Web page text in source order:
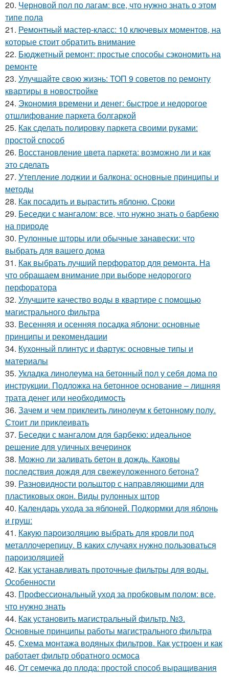
20. Черновой пол по лагам: все, что нужно знать о этом
типе пола
21. Ремонтный мастер-класс: 10 ключевых моментов, на
которые стоит обратить внимание
22. Бюджетный ремонт: простые способы сэкономить на
ремонте
23. Улучшайте свою жизнь: ТОП 9 советов по ремонту
квартиры в новостройке
24. Экономия времени и денег: быстрое и недорогое
отшлифование паркета болгаркой
25. Как сделать полировку паркета своими руками:
простой способ
26. Восстановление цвета паркета: возможно ли и как
это сделать
27. Утепление лоджии и балкона: основные принципы и
методы
28. Как посадить и вырастить яблоню. Сроки
29. Беседки с мангалом: все, что нужно знать о барбекю
на природе
30. Рулонные шторы или обычные занавески: что
выбрать для вашего дома
31. Как выбрать лучший перфоратор для ремонта. На
что обращаем внимание при выборе недорогого
перфоратора
32. Улучшите качество воды в квартире с помощью
магистрального фильтра
33. Весенняя и осенняя посадка яблони: основные
принципы и рекомендации
34. Кухонный плинтус и фартук: основные типы и
материалы
35. Укладка линолеума на бетонный пол у себя дома по
инструкции. Подложка на бетонное основание – лишняя
трата денег или необходимость
36. Зачем и чем приклеить линолеум к бетонному полу.
Стоит ли приклеивать
37. Беседки с мангалом для барбекю: идеальное
решение для уличных вечеринок
38. Можно ли заливать бетон в дождь. Каковы
последствия дождя для свежеуложенного бетона?
39. Разновидности рольштор с направляющими для
пластиковых окон. Виды рулонных штор
40. Календарь ухода за яблоней. Подкормки для яблонь
и груш:
41. Какую пароизоляцию выбрать для кровли под
металлочерепицу. В каких случаях нужно пользоваться
пароизоляцией
42. Как устанавливать проточные фильтры для воды.
Особенности
43. Профессиональный уход за пробковым полом: все,
что нужно знать
44. Как установить магистральный фильтр. №3.
Основные принципы работы магистрального фильтра
45. Схема монтажа водяных фильтров. Как устроен и как
работает фильтр обратного осмоса
46. От семечка до плода: простой способ выращивания